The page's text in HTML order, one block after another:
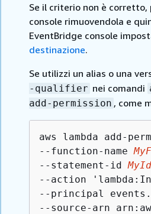
Se il criterio non è corretto,
console rimuovendola e
EventBridge console
destinazione.
Se utilizzi un alias o una
-qualifier nei comandi
add-permission , come
aws lambda add-
--function-name
--statement-id MyId
--action
--principal
--source-arn